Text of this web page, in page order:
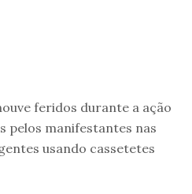
feridos durante a ação
pelos manifestantes nas
usando cassetetes